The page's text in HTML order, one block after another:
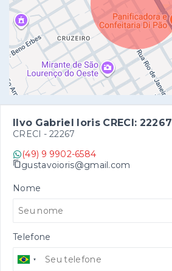
Ilvo Gabriel Ioris CRECI: 22267
CRECI - 22267
(49) 9 9902-6584
gustavoioris@gmail.com
Nome
Telefone